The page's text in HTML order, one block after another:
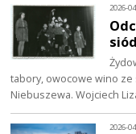
2026-
tabory, owocowe wino
Niebuszewa. Wojciech
2026-